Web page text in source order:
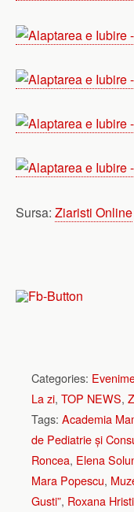
Sursa: Ziaristi Online
Categories:
La zi, TOP NEWS,
Tags: Academia
de Pediatrie și
Roncea, Elena
Mara Popescu,
Gusti”, Roxana